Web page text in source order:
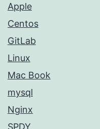
Apple
Centos
GitLab
Linux
Mac Book
mysql
Nginx
SPDY